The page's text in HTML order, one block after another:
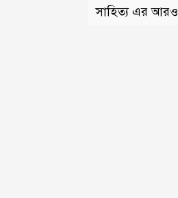
সাহিত্য এর আরও